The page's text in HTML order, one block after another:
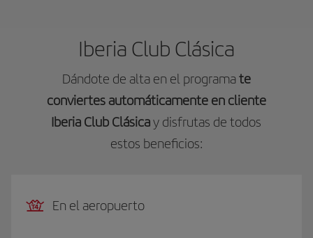
Iberia Club Clásica
Dándote de alta en el programate
conviertes automáticamente en cliente
Iberia Club Clásicay disfrutas de todos
estos beneficios:
En el aeropuerto